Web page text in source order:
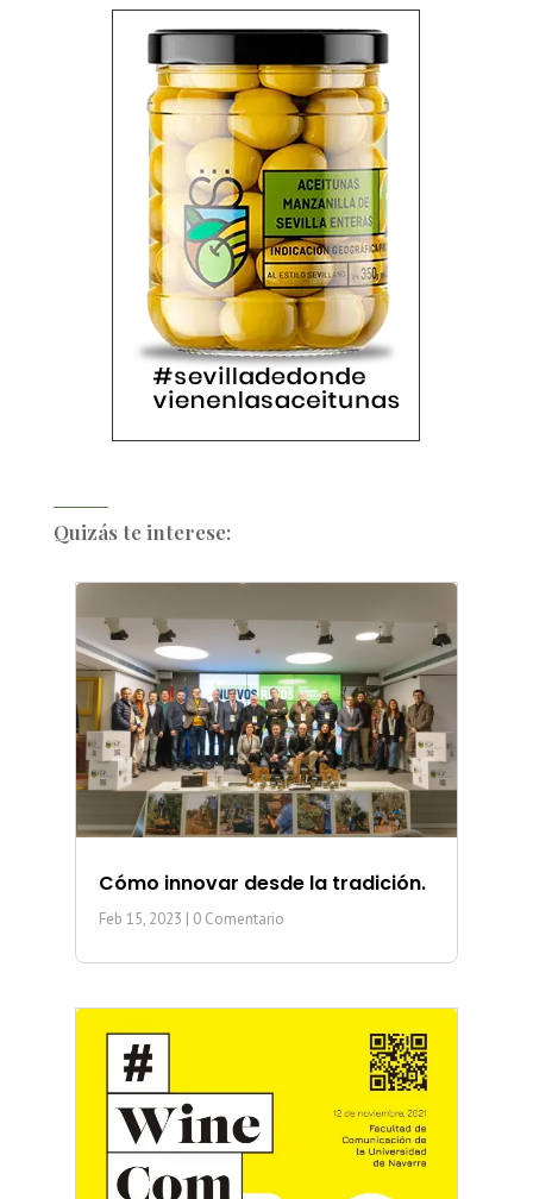
Quizás te interese:
Cómo innovar desde la tradición.
Feb 15, 2023 | 0 Comentario